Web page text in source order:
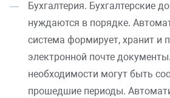
Бухгалтерия. Бухгалтерские
нуждаются в порядке.
система формирует, хранит и
электронной почте
необходимости могут быть
прошедшие периоды.